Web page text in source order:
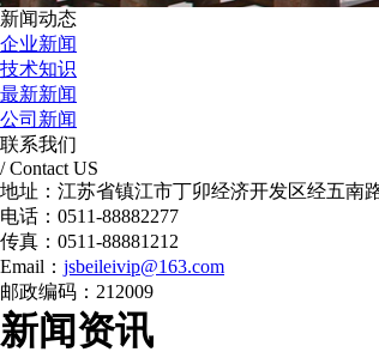
新闻动态
企业新闻
技术知识
最新新闻
公司新闻
联系我们
/ Contact US
地址：江苏省镇江市丁卯经济开发区经五南
电话：0511-88882277
传真：0511-88881212
Email： jsbeileivip@163.com
邮政编码：212009
新闻资讯